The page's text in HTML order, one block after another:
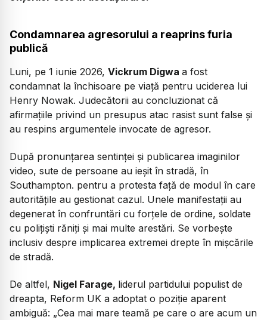
Condamnarea agresorului a reaprins furia
publică
Luni, pe 1 iunie 2026, Vickrum Digwa a fost
condamnat la închisoare pe viață pentru uciderea lui
Henry Nowak. Judecătorii au concluzionat că
afirmațiile privind un presupus atac rasist sunt false și
au respins argumentele invocate de agresor.
După pronunțarea sentinței și publicarea imaginilor
video, sute de persoane au ieșit în stradă, în
Southampton. pentru a protesta față de modul în care
autoritățile au gestionat cazul. Unele manifestații au
degenerat în confruntări cu forțele de ordine, soldate
cu polițiști răniți și mai multe arestări. Se vorbește
inclusiv despre implicarea extremei drepte în mișcările
de stradă.
De altfel, Nigel Farage, liderul partidului populist de
dreapta, Reform UK a adoptat o poziție aparent
ambiguă: „Cea mai mare teamă pe care o are acum un